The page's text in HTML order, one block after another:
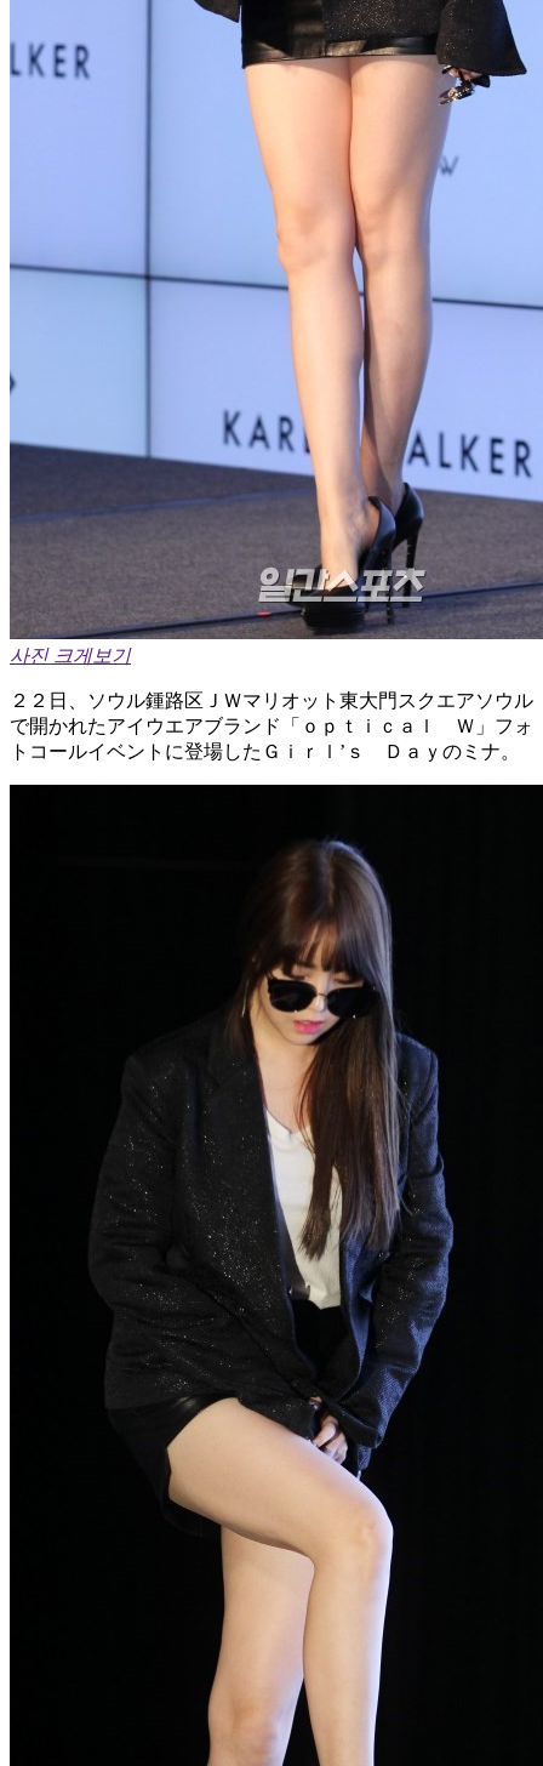
사진 크게보기
２２日、ソウル鍾路区ＪＷマリオット東大門スクエアソウル
で開かれたアイウエアブランド「ｏｐｔｉｃａｌ Ｗ」フォ
トコールイベントに登場したＧｉｒｌ’ｓ Ｄａｙのミナ。